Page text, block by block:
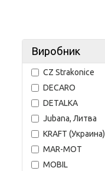
Виробник
CZ Strakonice
DECARO
DETALKA
Jubana, Литва
KRAFT (Украина)
MAR-MOT
MOBIL